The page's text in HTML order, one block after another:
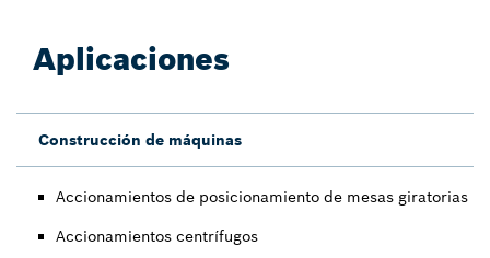
Aplicaciones
Construcción de máquinas
Accionamientos de posicionamiento de mesas giratorias
Accionamientos centrífugos